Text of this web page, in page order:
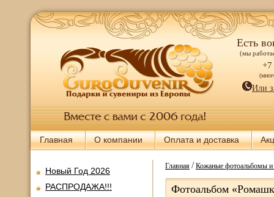
Есть
(мы
+7
Или
Главная О компании Оплата и доставка
Новый Год 2026
РАСПРОДАЖА!!!
Главная/Кожаные фотоальбомы
Фотоальбом